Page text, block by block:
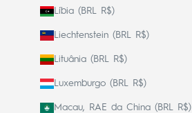
Líbia (BRL R$)
Liechtenstein (BRL R$)
Lituânia (BRL R$)
Luxemburgo (BRL R$)
Macau, RAE da China (BRL R$)